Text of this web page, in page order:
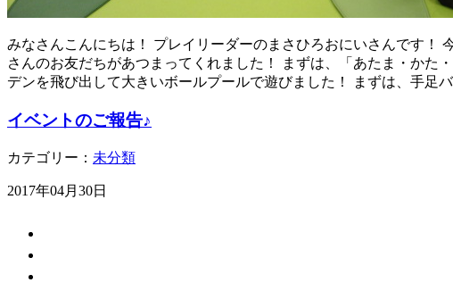
みなさんこんにちは！ プレイリーダーのまさひろおにいさんです！
さんのお友だちがあつまってくれました！ まずは、「あたま・かた
デンを飛び出して大きいボールプールで遊びました！ まずは、手足
イベントのご報告♪
カテゴリー： 未分類
2017年04月30日